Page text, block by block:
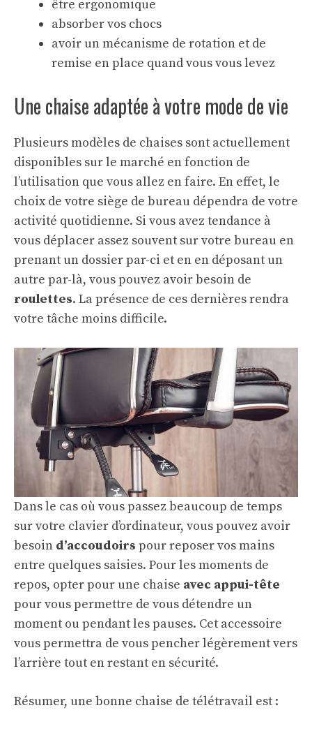
être ergonomique
absorber vos chocs
avoir un mécanisme de rotation et de
remise en place quand vous vous levez
Une chaise adaptée à votre mode de vie
Plusieurs modèles de chaises sont actuellement
disponibles sur le marché en fonction de
l’utilisation que vous allez en faire. En effet, le
choix de votre siège de bureau dépendra de votre
activité quotidienne. Si vous avez tendance à
vous déplacer assez souvent sur votre bureau en
prenant un dossier par-ci et en en déposant un
autre par-là, vous pouvez avoir besoin de
roulettes. La présence de ces dernières rendra
votre tâche moins difficile.
Dans le cas où vous passez beaucoup de temps
sur votre clavier d’ordinateur, vous pouvez avoir
besoin d’accoudoirs pour reposer vos mains
entre quelques saisies. Pour les moments de
repos, opter pour une chaise avec appui-tête
pour vous permettre de vous détendre un
moment ou pendant les pauses. Cet accessoire
vous permettra de vous pencher légèrement vers
l’arrière tout en restant en sécurité.
Résumer, une bonne chaise de télétravail est :